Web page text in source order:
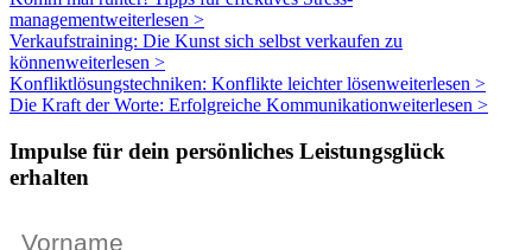
managementweiterlesen >
Verkaufstraining: Die Kunst sich selbst verkaufen zu
könnenweiterlesen >
Konfliktlösungstechniken: Konflikte leichter lösenweiterlesen >
Die Kraft der Worte: Erfolgreiche Kommunikationweiterlesen >
Impulse für dein persönliches Leistungsglück
erhalten